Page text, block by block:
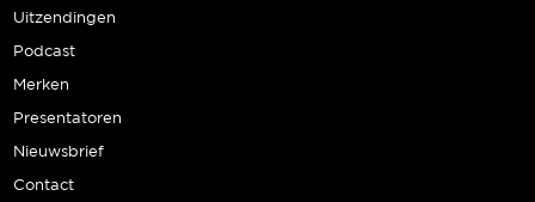
Uitzendingen
Podcast
Merken
Presentatoren
Nieuwsbrief
Contact